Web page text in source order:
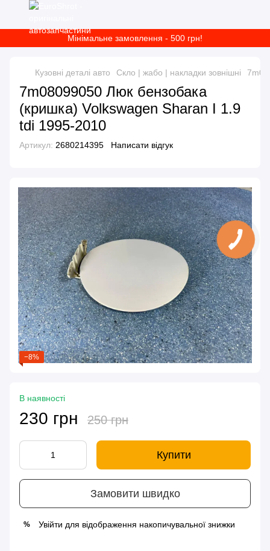
Мінімальне замовлення - 500 грн!
Кузовні деталі авто Скло | жабо | накладки зовнішні
7m08099050 Люк бензобака
(кришка) Volkswagen Sharan I 1.9
tdi 1995-2010
Артикул: 2680214395 Написати відгук
−8%
В наявності
230 грн 250 грн
Купити
Замовити швидко
% Увійти для відображення накопичувальної знижки